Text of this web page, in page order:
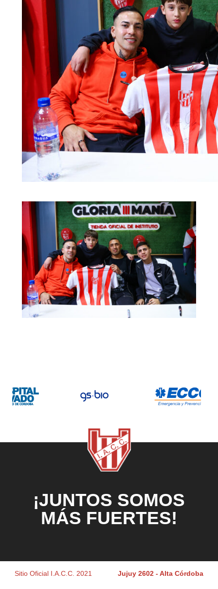
¡JUNTOS SOMOS
MÁS FUERTES!
Sitio Oficial I.A.C.C. 2021 Jujuy 2602 - Alta Córdoba